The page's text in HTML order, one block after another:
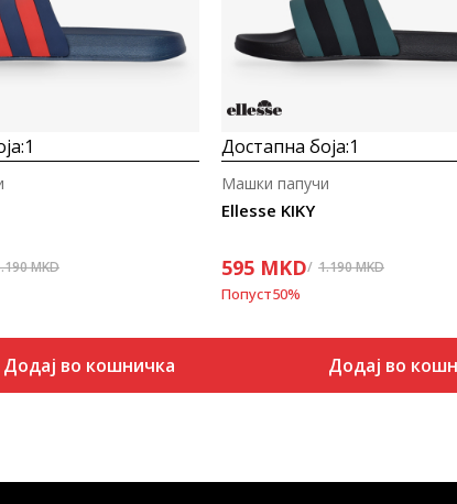
1
MKD
Додај во кошничка
Достапна боја:1
Ellesse KIKY
Машки папучи
595 MKD 1.190MKD
Попуст50%
Додај во